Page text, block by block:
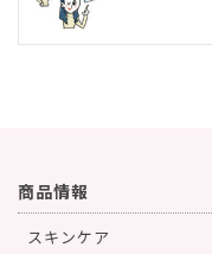
商品情報
スキンケア